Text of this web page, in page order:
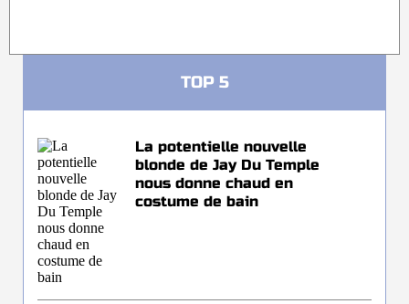
TOP 5
La potentielle nouvelle
blonde de Jay Du Temple
nous donne chaud en
costume de bain